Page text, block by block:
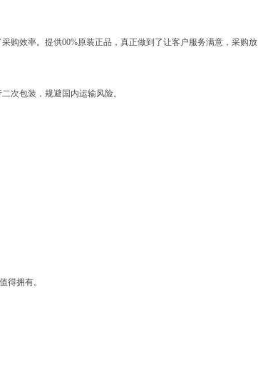
购效率。提供00%原装正品，真正做到了让客户服务满意，采购放
次包装，规避国内运输风险。
得拥有。